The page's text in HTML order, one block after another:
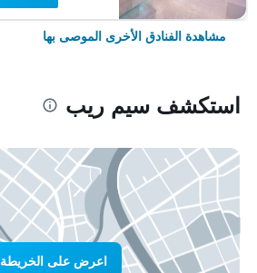
مشاهدة الفنادق الأخرى الموصى بها
استكشف سيم ريب
اعرض على الخريطة